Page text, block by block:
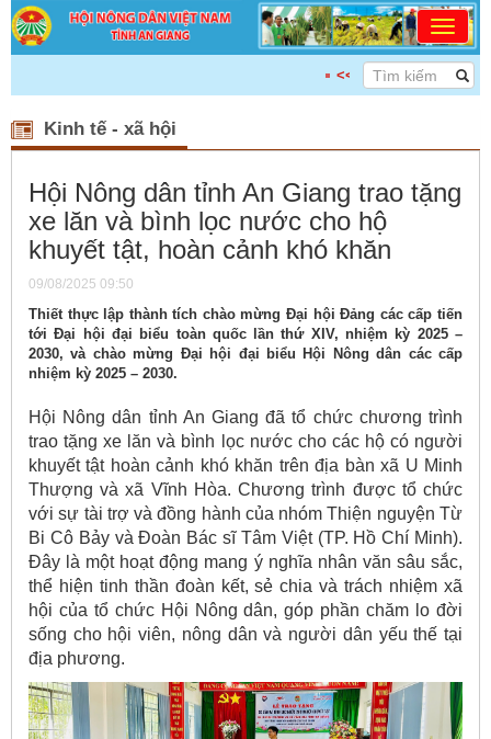
<<< DÂN CHỦ - ĐOÀN KẾT
Kinh tế - xã hội
Hội Nông dân tỉnh An Giang trao tặng
xe lăn và bình lọc nước cho hộ
khuyết tật, hoàn cảnh khó khăn
09/08/2025 09:50
Thiết thực lập thành tích chào mừng Đại hội Đảng các cấp tiến
tới Đại hội đại biểu toàn quốc lần thứ XIV, nhiệm kỳ 2025 –
2030, và chào mừng Đại hội đại biểu Hội Nông dân các cấp
nhiệm kỳ 2025 – 2030.
Hội Nông dân tỉnh An Giang đã tổ chức chương trình
trao tặng xe lăn và bình lọc nước cho các hộ có người
khuyết tật hoàn cảnh khó khăn trên địa bàn xã U Minh
Thượng và xã Vĩnh Hòa. Chương trình được tổ chức
với sự tài trợ và đồng hành của nhóm Thiện nguyện Từ
Bi Cô Bảy và Đoàn Bác sĩ Tâm Việt (TP. Hồ Chí Minh).
Đây là một hoạt động mang ý nghĩa nhân văn sâu sắc,
thể hiện tinh thần đoàn kết, sẻ chia và trách nhiệm xã
hội của tổ chức Hội Nông dân, góp phần chăm lo đời
sống cho hội viên, nông dân và người dân yếu thế tại
địa phương.